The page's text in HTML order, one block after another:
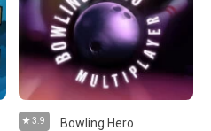
3.9
Bowling Hero